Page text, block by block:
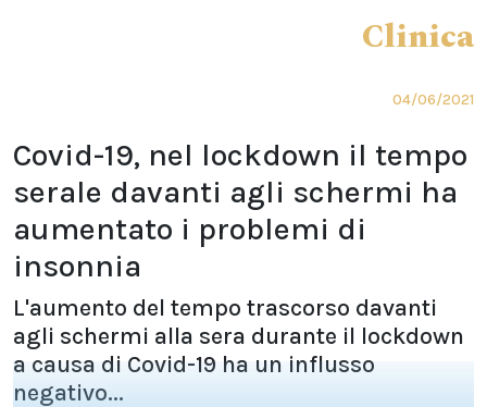
Clinica
04/06/2021
Covid-19, nel lockdown il tempo
serale davanti agli schermi ha
aumentato i problemi di
insonnia
L'aumento del tempo trascorso davanti
agli schermi alla sera durante il lockdown
a causa di Covid-19 ha un influsso
negativo...